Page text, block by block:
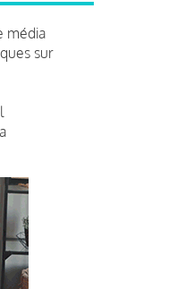
média
sur